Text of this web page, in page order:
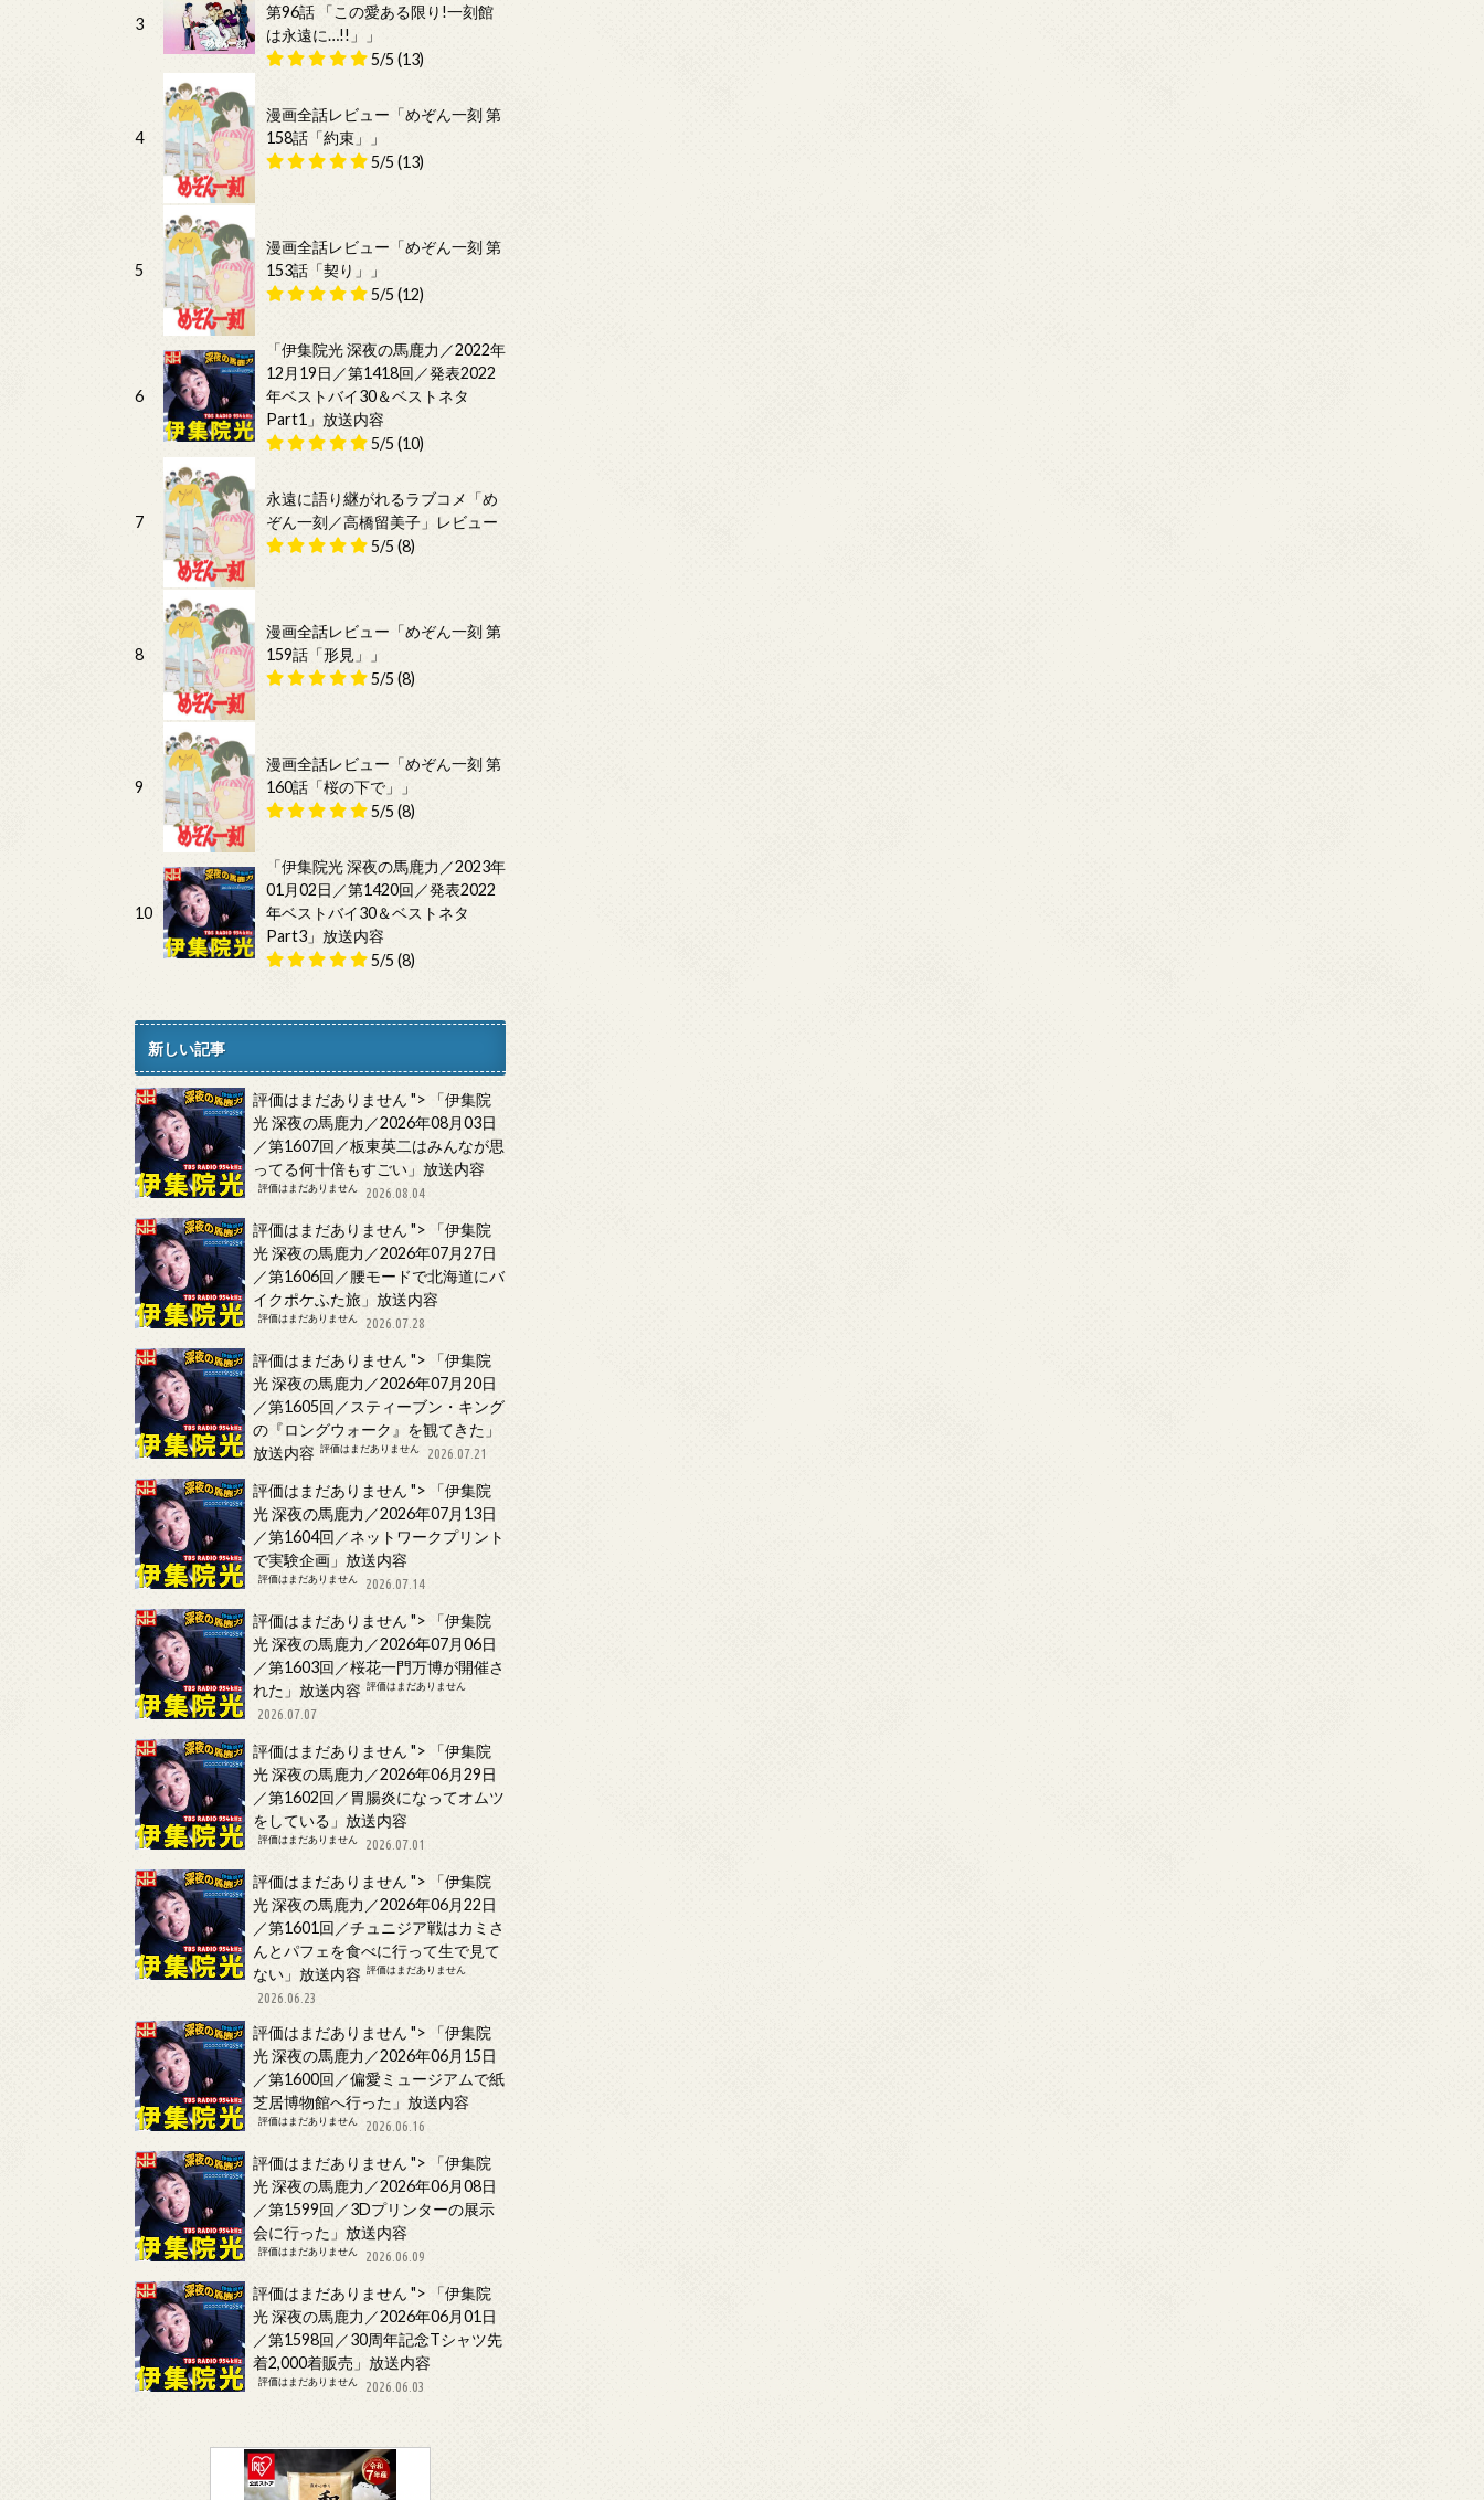
3
第96話 「この愛ある限り!一刻館
は永遠に…!!」」
5/5 (13)
4
漫画全話レビュー「めぞん一刻 第
158話「約束」」
5/5 (13)
5
漫画全話レビュー「めぞん一刻 第
153話「契り」」
5/5 (12)
6
「伊集院光 深夜の馬鹿力／2022年
12月19日／第1418回／発表2022
年ベストバイ30＆ベストネタ
Part1」放送内容
5/5 (10)
7
永遠に語り継がれるラブコメ「め
ぞん一刻／高橋留美子」レビュー
5/5 (8)
8
漫画全話レビュー「めぞん一刻 第
159話「形見」」
5/5 (8)
9
漫画全話レビュー「めぞん一刻 第
160話「桜の下で」」
5/5 (8)
10
「伊集院光 深夜の馬鹿力／2023年
01月02日／第1420回／発表2022
年ベストバイ30＆ベストネタ
Part3」放送内容
5/5 (8)
新しい記事
評価はまだありません ">
「伊集院
光 深夜の馬鹿力／2026年08月03日
／第1607回／板東英二はみんなが思
ってる何十倍もすごい」放送内容
評価はまだありません 2026.08.04
評価はまだありません ">
「伊集院
光 深夜の馬鹿力／2026年07月27日
／第1606回／腰モードで北海道にバ
イクポケふた旅」放送内容
評価はまだありません 2026.07.28
評価はまだありません ">
「伊集院
光 深夜の馬鹿力／2026年07月20日
／第1605回／スティーブン・キング
の『ロングウォーク』を観てきた」
放送内容 評価はまだありません 2026.07.21
評価はまだありません ">
「伊集院
光 深夜の馬鹿力／2026年07月13日
／第1604回／ネットワークプリント
で実験企画」放送内容
評価はまだありません 2026.07.14
評価はまだありません ">
「伊集院
光 深夜の馬鹿力／2026年07月06日
／第1603回／桜花一門万博が開催さ
れた」放送内容 評価はまだありません
2026.07.07
評価はまだありません ">
「伊集院
光 深夜の馬鹿力／2026年06月29日
／第1602回／胃腸炎になってオムツ
をしている」放送内容
評価はまだありません 2026.07.01
評価はまだありません ">
「伊集院
光 深夜の馬鹿力／2026年06月22日
／第1601回／チュニジア戦はカミさ
んとパフェを食べに行って生で見て
ない」放送内容 評価はまだありません
2026.06.23
評価はまだありません ">
「伊集院
光 深夜の馬鹿力／2026年06月15日
／第1600回／偏愛ミュージアムで紙
芝居博物館へ行った」放送内容
評価はまだありません 2026.06.16
評価はまだありません ">
「伊集院
光 深夜の馬鹿力／2026年06月08日
／第1599回／3Dプリンターの展示
会に行った」放送内容
評価はまだありません 2026.06.09
評価はまだありません ">
「伊集院
光 深夜の馬鹿力／2026年06月01日
／第1598回／30周年記念Tシャツ先
着2,000着販売」放送内容
評価はまだありません 2026.06.03